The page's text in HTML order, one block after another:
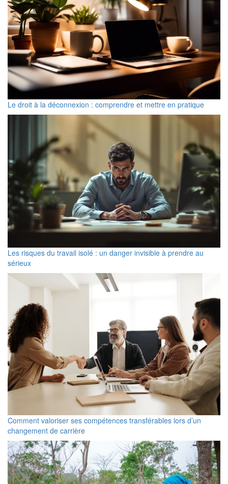
Le droit à la déconnexion : comprendre et mettre en pratique
Les risques du travail isolé : un danger invisible à prendre au
sérieux
Comment valoriser ses compétences transférables lors d’un
changement de carrière